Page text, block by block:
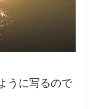
うに写るので